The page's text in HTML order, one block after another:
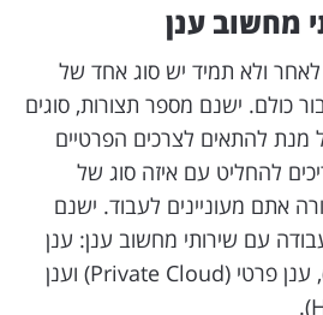
מחשוב ענן
ולא תמיד יש סוג אחד של
כולם. ישנם מספר תצורות, סוגים
מנת להתאים לצרכים הפרטיים
להחליט עם איזה סוג של
אתם מעוניינים לעבוד. ישנם
עם שירותי מחשוב ענן: ענן
ציבורי (Public Cloud), ענן פרטי (Private Cloud) וענן